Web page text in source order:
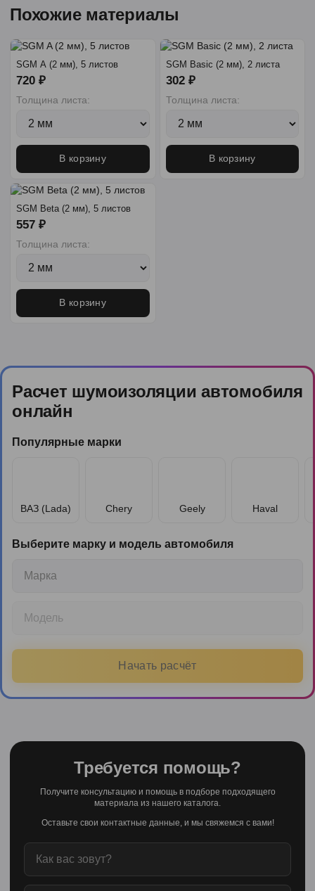
Похожие материалы
SGM A (2 мм), 5 листов
720 ₽
Толщина листа:
В корзину
SGM Basic (2 мм), 2 листа
302 ₽
Толщина листа:
В корзину
SGM Beta (2 мм), 5 листов
557 ₽
Толщина листа:
В корзину
Расчет шумоизоляции автомобиля
онлайн
Популярные марки
ВАЗ (Lada) Chery Geely Haval
Выберите марку и модель автомобиля
Марка
Модель
Начать расчёт
Требуется помощь?
Получите консультацию и помощь в подборе подходящего
материала из нашего каталога.
Оставьте свои контактные данные, и мы свяжемся с вами!